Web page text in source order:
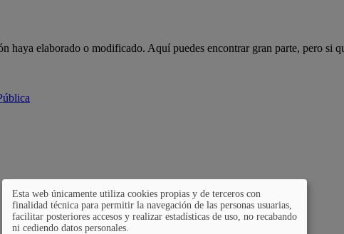
elaborado o modificado. Aquí puedes encontrar gran parte, pero si
Esta web únicamente utiliza cookies propias y de terceros con
finalidad técnica para permitir la navegación de las personas usuarias,
facilitar posteriores accesos y realizar estadísticas de uso, no recabando
ni cediendo datos personales.